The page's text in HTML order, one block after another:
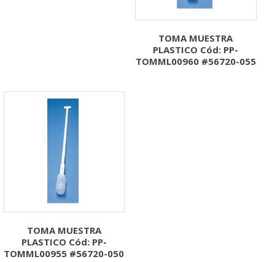
TOMA MUESTRA
PLASTICO Cód: PP-
TOMML00960 #56720-055
TOMA MUESTRA
PLASTICO Cód: PP-
TOMML00955 #56720-050